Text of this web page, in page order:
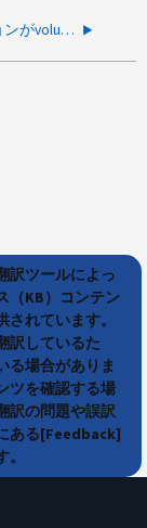
コンパクションがvolume efficiencyにfalseと表示される
訳ツールによっ
（KB）コンテン
れています。
訳しているた
る場合がありま
ツを確認する場
訳の問題や誤訳
ある[Feedback]